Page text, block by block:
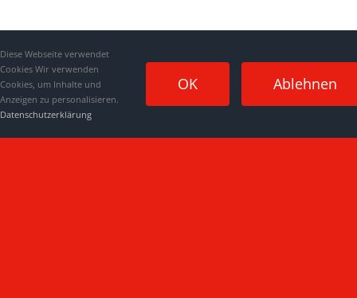
Diese Webseite verwendet
Cookies Wir verwenden
Cookies, um Inhalte und
Anzeigen zu personalisieren.
Datenschutzerklärung
OK Ablehnen